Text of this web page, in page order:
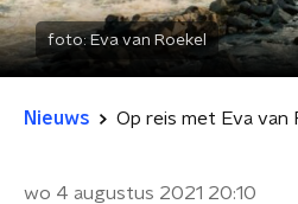
foto: Eva van Roekel
Nieuws
wo 4 augustus 2021 20:10